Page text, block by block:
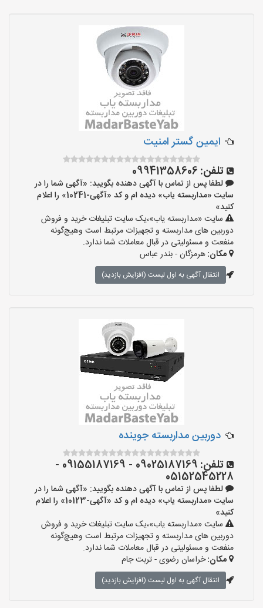
ایمین گستر امنیت
تلفن: 09941358606
لطفا پس از تماس با آگهی دهنده بگویید: «آگهی شما را در
سایت «مداربسته یاب» دیده ام و کد «آگهی-10241» را اعلام
کنید»
سایت «مداربسته یاب»،یک سایت تبلیغات خرید و فروش
دوربین های مداربسته و تجهیزات مرتبط است وهیچ‌گونه
منفعت و مسئولیتی در قبال معاملات شما ندارد.
مکان:هرمزگان - بندر عباس
انتقال آگهی به اول لیست (افزایش بازدید)
دوربین مداربسته جوینده
تلفن:
09025187169 - 09155187169 -
05152545228
لطفا پس از تماس با آگهی دهنده بگویید: «آگهی شما را در
سایت «مداربسته یاب» دیده ام و کد «آگهی-10123» را اعلام
کنید»
سایت «مداربسته یاب»،یک سایت تبلیغات خرید و فروش
دوربین های مداربسته و تجهیزات مرتبط است وهیچ‌گونه
منفعت و مسئولیتی در قبال معاملات شما ندارد.
مکان:خراسان رضوی - تربت جام
انتقال آگهی به اول لیست (افزایش بازدید)